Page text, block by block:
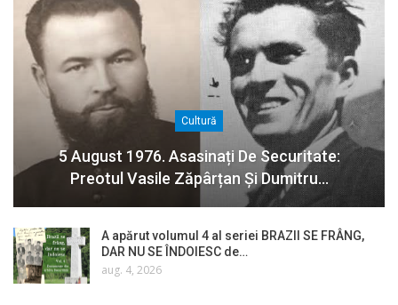
Cultură
5 August 1976. Asasinați De Securitate:
Preotul Vasile Zăpârțan Și Dumitru…
A apărut volumul 4 al seriei BRAZII SE FRÂNG,
DAR NU SE ÎNDOIESC de…
aug. 4, 2026